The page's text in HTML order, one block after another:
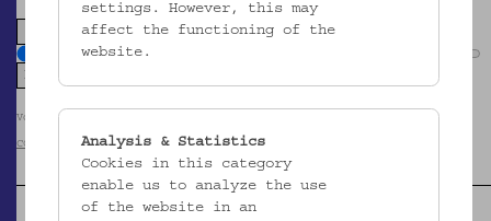
zoom in zoom out
Volkskundemuseum Wien / Foto: Christa Knott
CC BY-NC-SA
settings. However, this may
affect the functioning of the
website.
Analysis & Statistics
Cookies in this category
enable us to analyze the use
of the website in an